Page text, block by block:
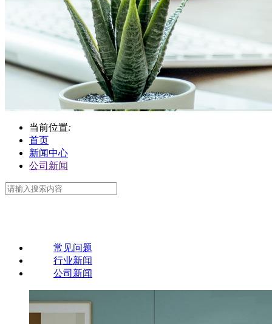
当前位置:
首页
新闻中心
公司新闻
常见问题
行业新闻
公司新闻